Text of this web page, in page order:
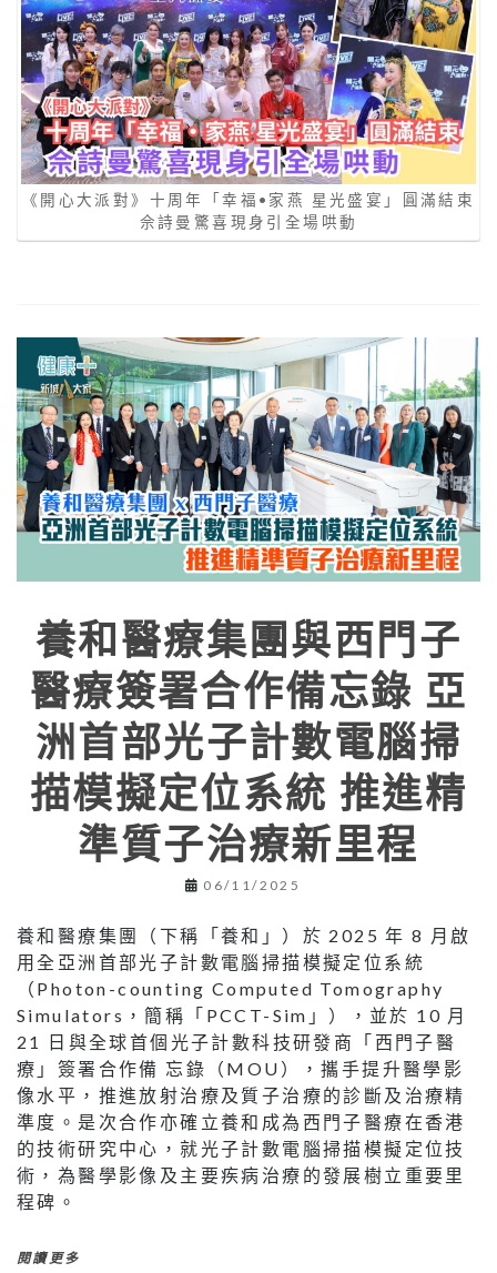
《開心大派對》十周年「幸福•家燕 星光盛宴」圓滿結束
佘詩曼驚喜現身引全場哄動
養和醫療集團與西門子
醫療簽署合作備忘錄 亞
洲首部光子計數電腦掃
描模擬定位系統 推進精
準質子治療新里程
06/11/2025
養和醫療集團（下稱「養和」）於 2025 年 8 月啟
用全亞洲首部光子計數電腦掃描模擬定位系統
（Photon-counting Computed Tomography
Simulators，簡稱「PCCT-Sim」），並於 10 月
21 日與全球首個光子計數科技研發商「西門子醫
療」簽署合作備 忘錄（MOU），攜手提升醫學影
像水平，推進放射治療及質子治療的診斷及治療精
準度。是次合作亦確立養和成為西門子醫療在香港
的技術研究中心，就光子計數電腦掃描模擬定位技
術，為醫學影像及主要疾病治療的發展樹立重要里
程碑。
閱讀更多